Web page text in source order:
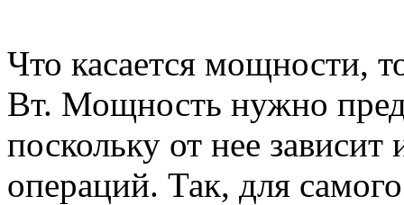
Что касается мощности,
Вт. Мощность нужно
поскольку от нее
операций. Так, для